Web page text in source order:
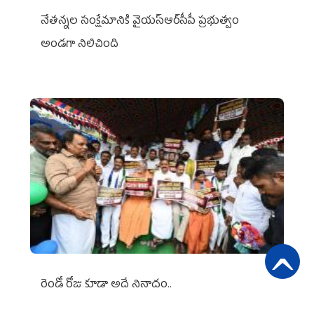
నేతన్నల సంక్షేమానికి వైయ‌స్ఆర్‌సీపీ ప్రభుత్వం
అండగా నిలిచింది
రెండో రోజు కూడా అదే నినాదం..